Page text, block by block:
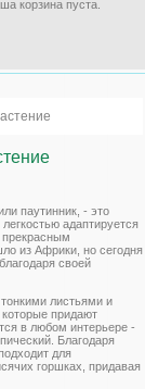
корзина пуста.
паутинник, - это
адаптируется
прекрасным
из Африки, но сегодня
своей
листьями и
придают
в любом интерьере -
Благодаря
для
горшках, придавая